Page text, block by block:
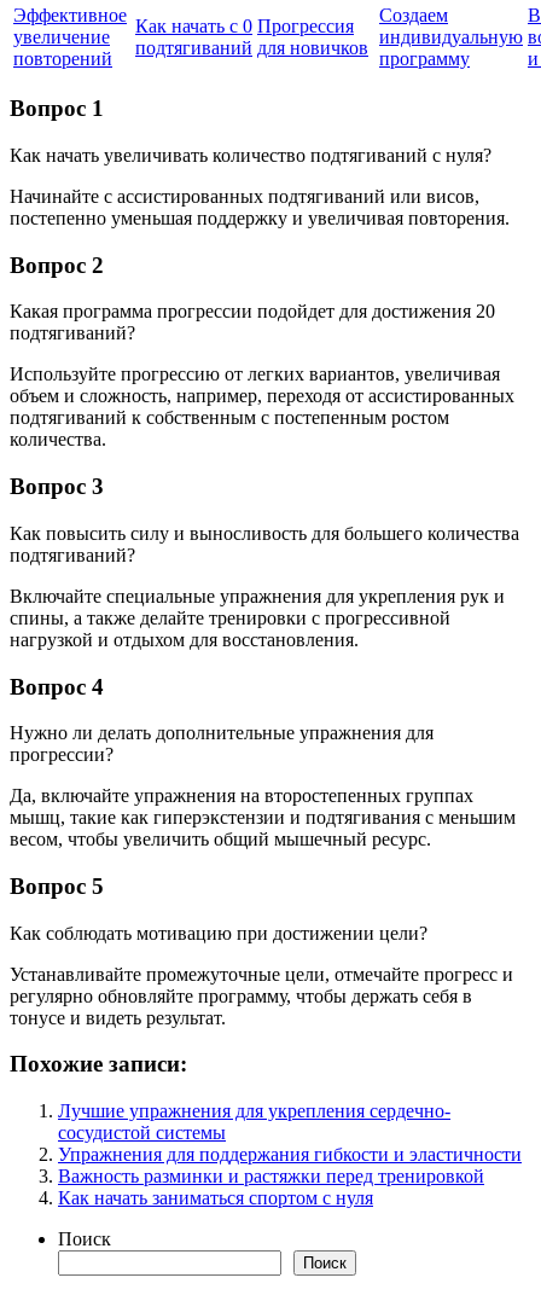
Эффективное
увеличение
повторений
Как начать с 0
подтягиваний
Прогрессия
для новичков
Создаем
индивидуальную
программу
и
Вопрос 1
Как начать увеличивать количество подтягиваний с нуля?
Начинайте с ассистированных подтягиваний или висов,
постепенно уменьшая поддержку и увеличивая повторения.
Вопрос 2
Какая программа прогрессии подойдет для достижения 20
подтягиваний?
Используйте прогрессию от легких вариантов, увеличивая
объем и сложность, например, переходя от ассистированных
подтягиваний к собственным с постепенным ростом
количества.
Вопрос 3
Как повысить силу и выносливость для большего количества
подтягиваний?
Включайте специальные упражнения для укрепления рук и
спины, а также делайте тренировки с прогрессивной
нагрузкой и отдыхом для восстановления.
Вопрос 4
Нужно ли делать дополнительные упражнения для
прогрессии?
Да, включайте упражнения на второстепенных группах
мышц, такие как гиперэкстензии и подтягивания с меньшим
весом, чтобы увеличить общий мышечный ресурс.
Вопрос 5
Как соблюдать мотивацию при достижении цели?
Устанавливайте промежуточные цели, отмечайте прогресс и
регулярно обновляйте программу, чтобы держать себя в
тонусе и видеть результат.
Похожие записи:
Лучшие упражнения для укрепления сердечно-
сосудистой системы
Упражнения для поддержания гибкости и эластичности
Важность разминки и растяжки перед тренировкой
Как начать заниматься спортом с нуля
Поиск
Поиск